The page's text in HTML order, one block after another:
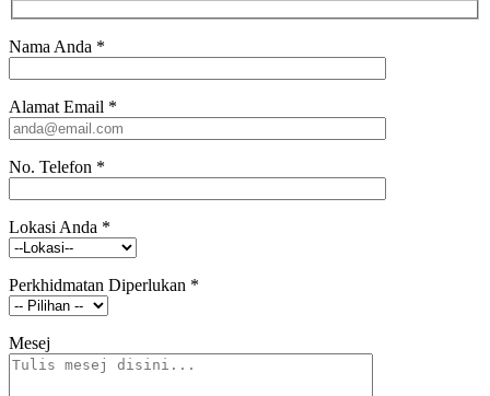
Nama Anda *
Alamat Email *
No. Telefon *
Lokasi Anda *
Perkhidmatan Diperlukan *
Mesej